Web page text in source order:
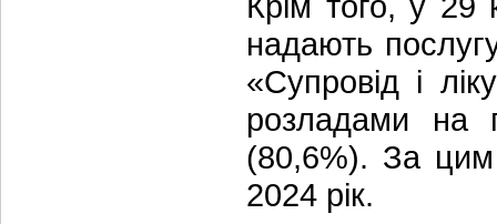
надають
«Супровід і
розладами на
(80,6%). За
2024 рік.